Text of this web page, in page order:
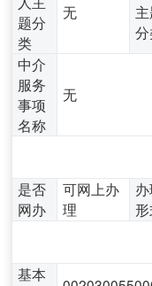
题分
类
无
中介
服务
事项
名称
无
是否
网办
可网上办
理
基本